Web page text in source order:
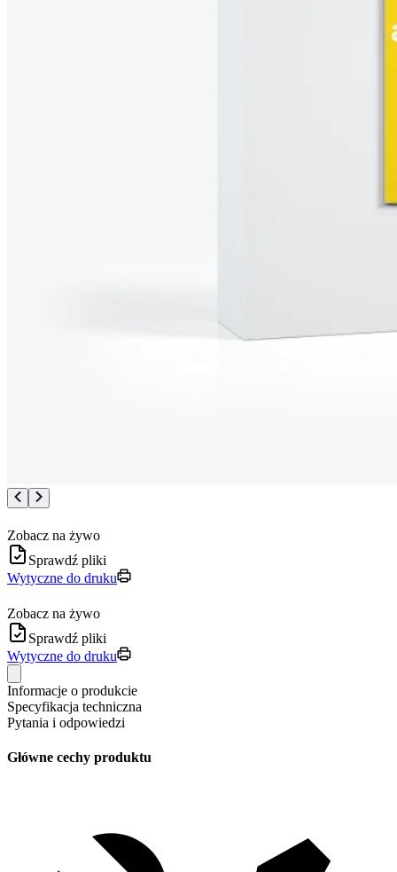
Zobacz na żywo
Sprawdź pliki
Wytyczne do druku
Zobacz na żywo
Sprawdź pliki
Wytyczne do druku
Informacje o produkcie
Specyfikacja techniczna
Pytania i odpowiedzi
Główne cechy produktu